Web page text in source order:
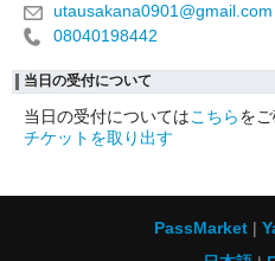
utausakana0901@gmail.com
08040198442
当日の受付について
当日の受付についてはこちらをご
チケットを取り出す
PassMarket